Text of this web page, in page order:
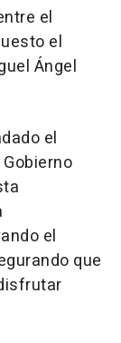
el
el
Ángel
el
el
que